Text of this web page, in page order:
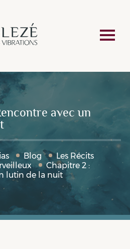
avec un
Blog
Les Récits
Chapitre 2 :
lutin de la nuit